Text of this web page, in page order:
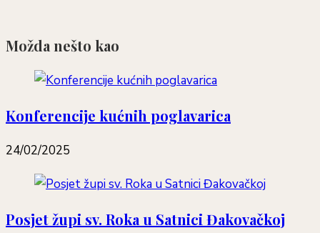
Možda nešto kao
Konferencije kućnih poglavarica
24/02/2025
Posjet župi sv. Roka u Satnici Đakovačkoj